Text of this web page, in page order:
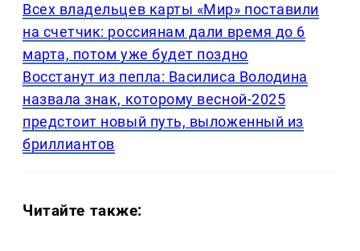
Всех владельцев карты «Мир» поставили
на счетчик: россиянам дали время до 6
марта, потом уже будет поздно
Восстанут из пепла: Василиса Володина
назвала знак, которому весной-2025
предстоит новый путь, выложенный из
бриллиантов
Читайте также: